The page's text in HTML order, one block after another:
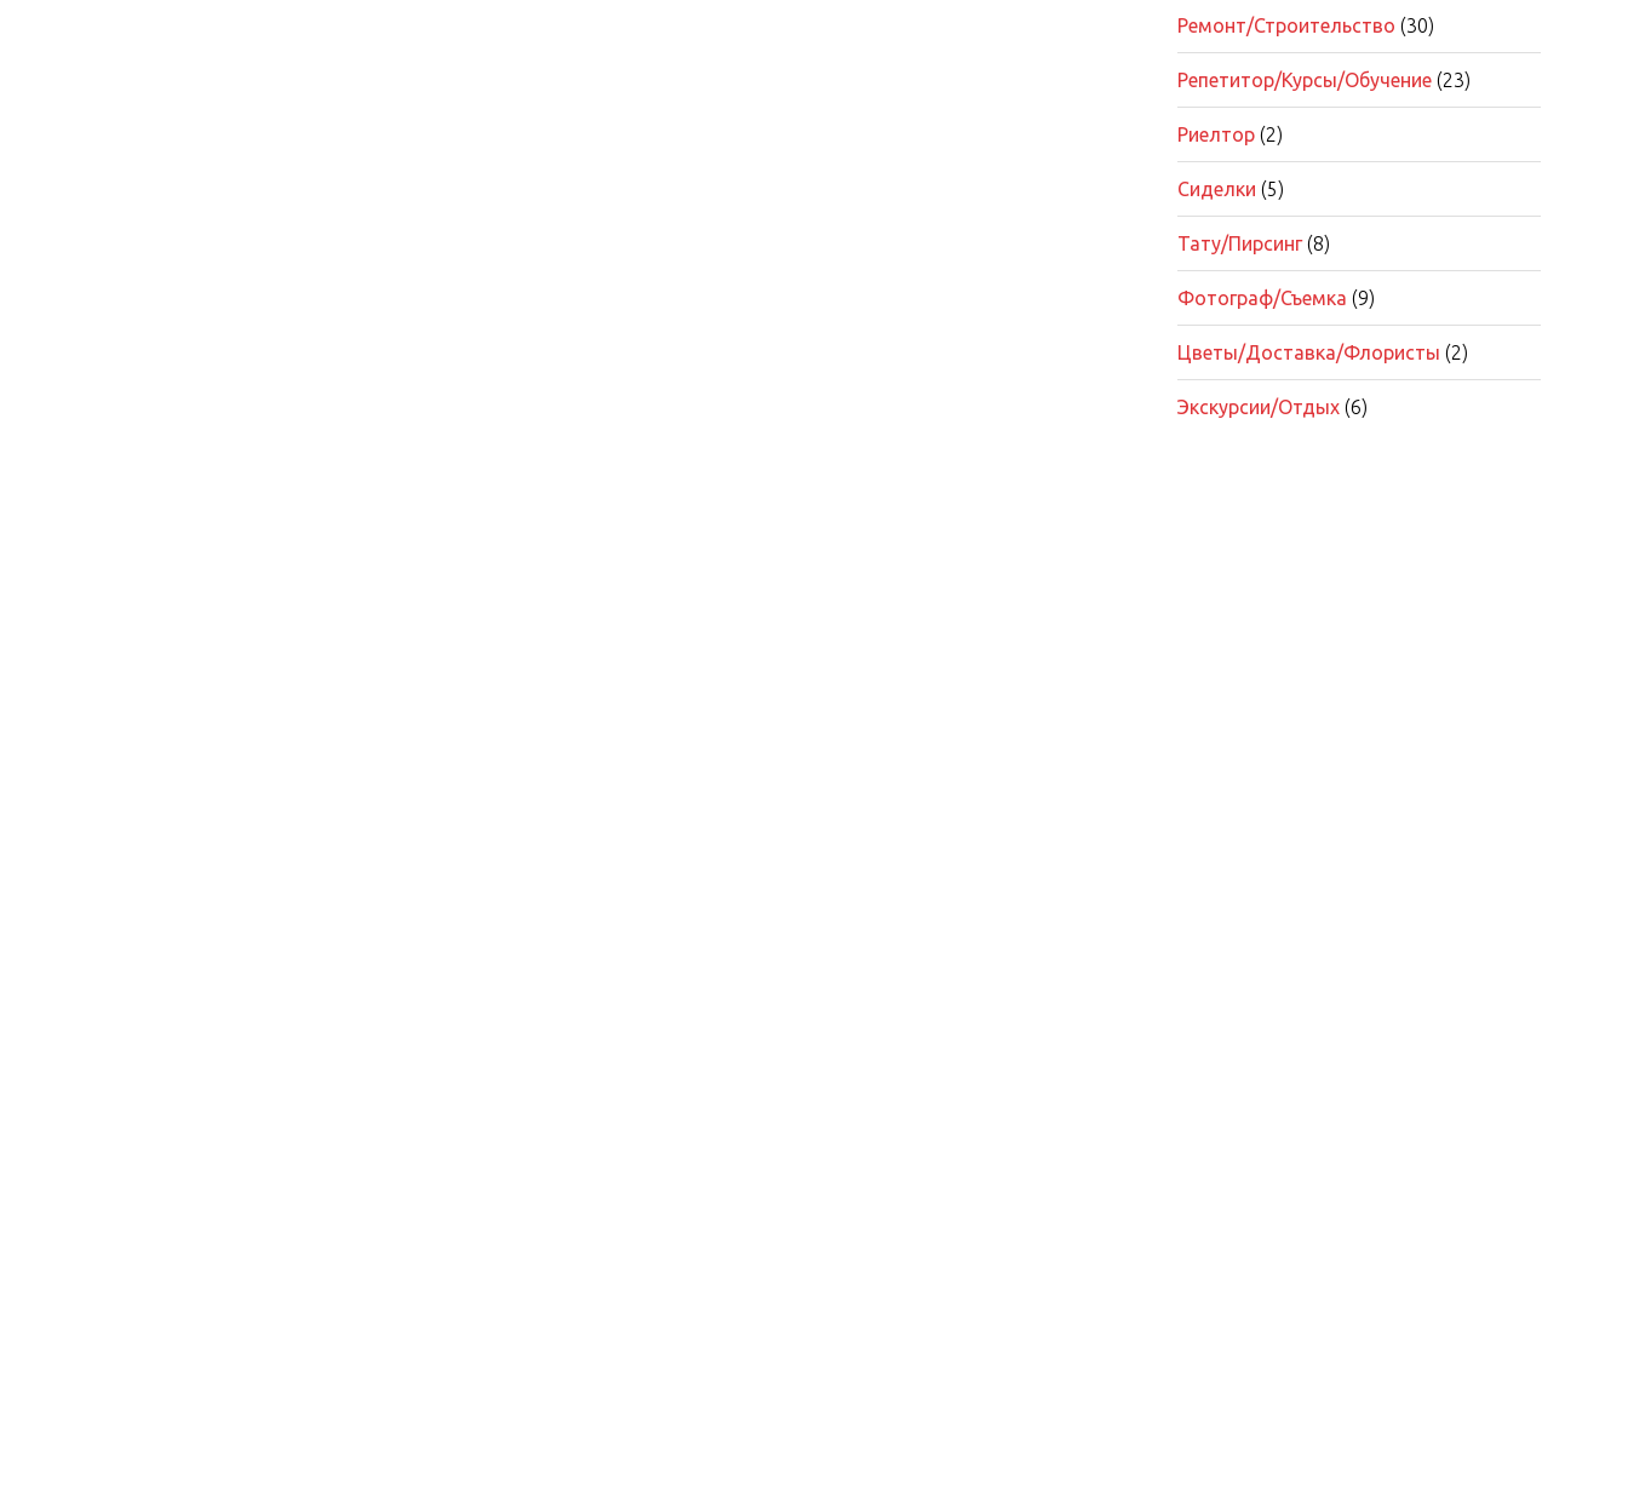
Ремонт/Строительство (30)
Репетитор/Курсы/Обучение (23)
Риелтор (2)
Сиделки (5)
Тату/Пирсинг(8)
Фотограф/Съемка (9)
Цветы/Доставка/Флористы (2)
Экскурсии/Отдых (6)